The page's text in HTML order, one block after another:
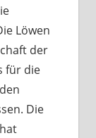
Löwen
der
für die
Die